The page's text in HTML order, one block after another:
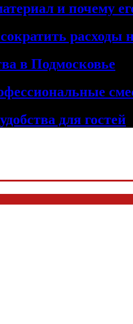
и почему
расходы
в Подмосковье
для гостей